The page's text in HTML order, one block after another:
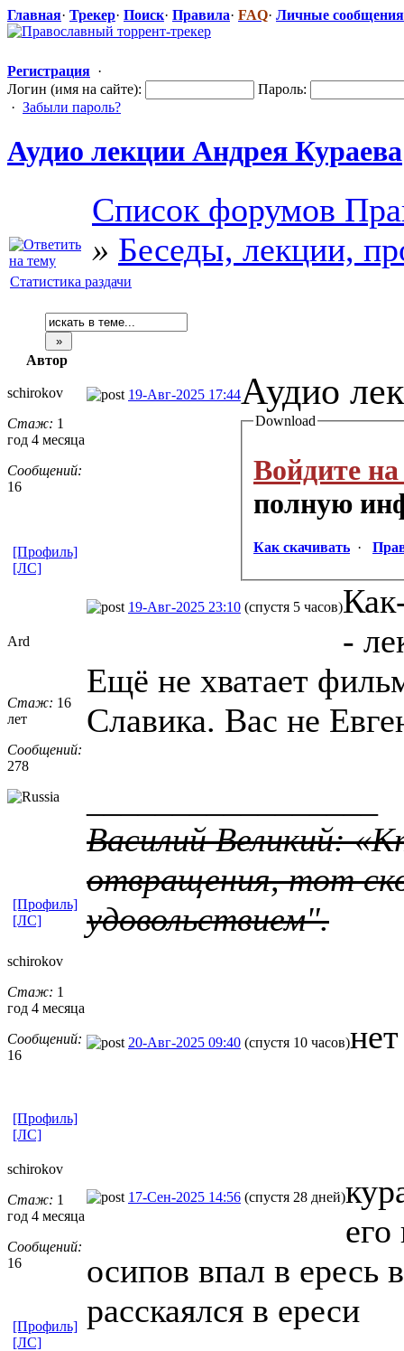
Главная· Трекер· Поиск· Правила· FAQ· Личные сообщения
Регистрация ·
Логин (имя на сайте):
Пароль:
· Забыли пароль?
Аудио лекции Андрея Кураева
Список форумов
» Беседы, лекции,
Статистика раздачи
Автор
schirokov
Стаж: 1
год 4 месяца
Сообщений:
16
19-Авг-2025 17:44Аудио
Download
Войдите на
полную
Как скачивать ·
[Профиль]
[ЛС]
Ard
Стаж: 16
лет
Сообщений:
278
19-Авг-2025 23:10 (спустя 5 часов)
-
Ещё не хватает
Славика. Вас не
Василий Великий:
отвращения, тот
удовольствием".
[Профиль]
[ЛС]
schirokov
Стаж: 1
год 4 месяца
Сообщений:
16
20-Авг-2025 09:40 (спустя 10 часов)нет
[Профиль]
[ЛС]
schirokov
Стаж: 1
год 4 месяца
Сообщений:
16
17-Сен-2025 14:56 (спустя 28 дней)
осипов впал в ересь
расскаялся в ереси
[Профиль]
[ЛС]